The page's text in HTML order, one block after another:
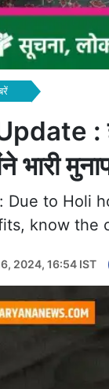
:
भारी
Due to Holi
know the
2024, 16:54 IST